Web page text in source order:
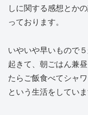
しに関する感想とか
っております。
いやいや早いもので
起きて、朝ごはん兼
たらご飯食べてシャ
という生活をしていま